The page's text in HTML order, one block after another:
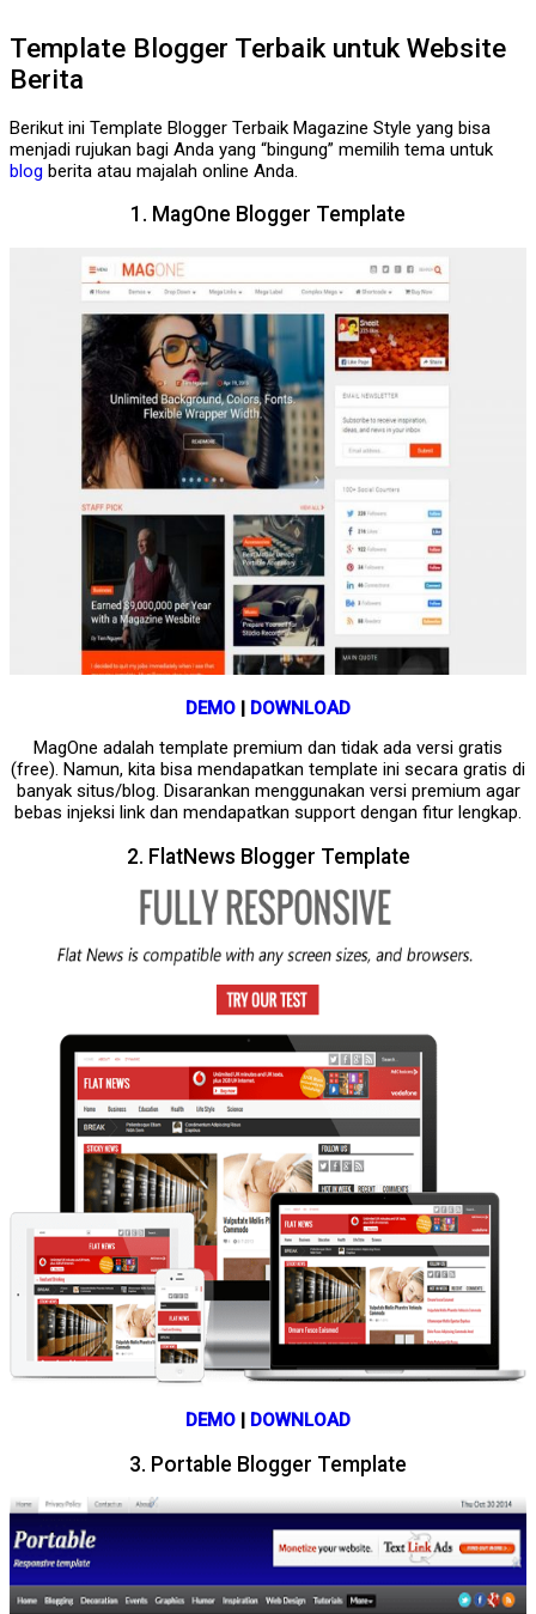
Template Blogger Terbaik untuk Website
Berita
Berikut ini Template Blogger Terbaik Magazine Style yang bisa
menjadi rujukan bagi Anda yang “bingung” memilih tema untuk
blog berita atau majalah online Anda.
1. MagOne Blogger Template
DEMO | DOWNLOAD
MagOne adalah template premium dan tidak ada versi gratis
(free). Namun, kita bisa mendapatkan template ini secara gratis di
banyak situs/blog. Disarankan menggunakan versi premium agar
bebas injeksi link dan mendapatkan support dengan fitur lengkap.
2. FlatNews Blogger Template
DEMO | DOWNLOAD
3. Portable Blogger Template